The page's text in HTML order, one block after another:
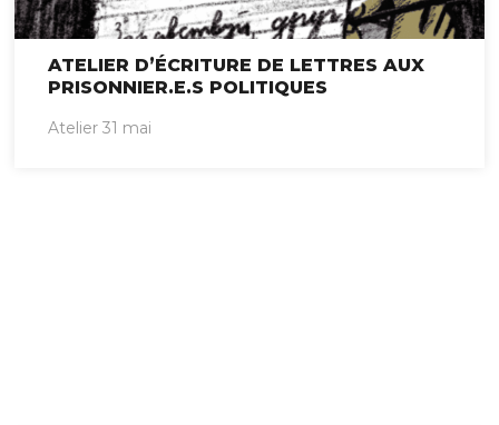
ATELIER D’ÉCRITURE DE LETTRES AUX
PRISONNIER.E.S POLITIQUES
Atelier 31 mai